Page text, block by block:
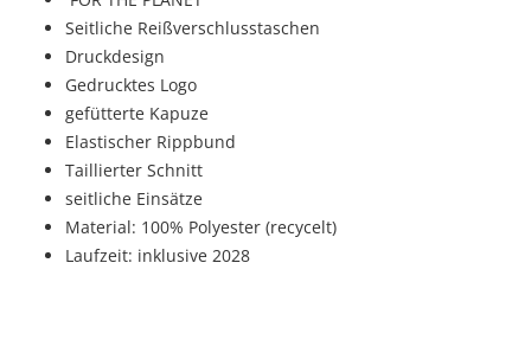
Seitliche Reißverschlusstaschen
Druckdesign
Gedrucktes Logo
gefütterte Kapuze
Elastischer Rippbund
Taillierter Schnitt
seitliche Einsätze
Material: 100% Polyester (recycelt)
Laufzeit: inklusive 2028